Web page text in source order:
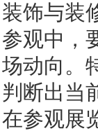
装饰与装
参观中，
场动向。
判断出当
在参观展